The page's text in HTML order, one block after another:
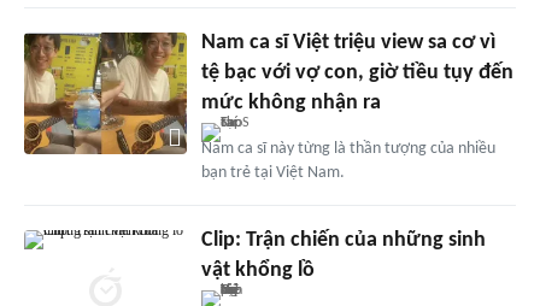
Nam ca sĩ Việt triệu view sa cơ vì
tệ bạc với vợ con, giờ tiều tụy đến
mức không nhận ra
Nam ca sĩ này từng là thần tượng của nhiều
bạn trẻ tại Việt Nam.
Clip: Trận chiến của những sinh
vật khổng lồ